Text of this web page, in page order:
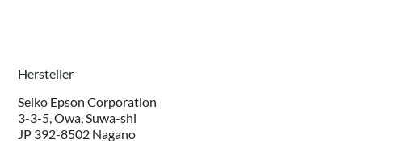
Hersteller
Seiko Epson Corporation
3-3-5, Owa, Suwa-shi
JP 392-8502 Nagano